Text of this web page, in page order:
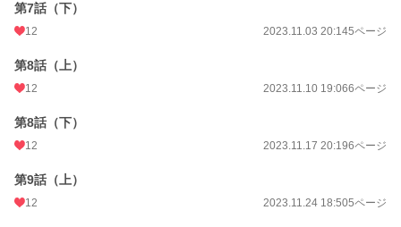
第7話（下）
12 2023.11.03 20:145ページ
第8話（上）
12 2023.11.10 19:066ページ
第8話（下）
12 2023.11.17 20:196ページ
第9話（上）
12 2023.11.24 18:505ページ